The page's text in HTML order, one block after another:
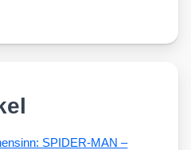
SPIDER-MAN –